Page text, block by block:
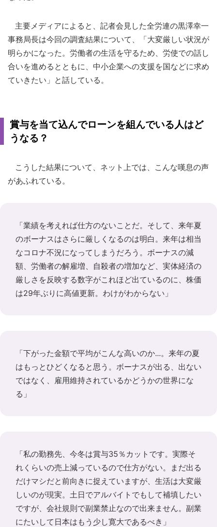
主要メディアによると、記者会見した全労連の黒澤幸一
事務局長は今回の調査結果について、「大変厳しい状況が
明らかになった。労働者の生活を守るため、労使での話し
合いを進めるとともに、中小企業への支援を国などに求め
ていきたい」と話している。
賞与を当て込んでローンを組んでいる人はど
うなる？
こうした結果について、ネット上では、こんな嘆息の声
があふれている。
「業績を考えれば仕方のないことだ。そして、来年夏
のボーナスはさらに厳しくなるのは明白。来年は相当
なコロナ不況になってしまうだろう。ボーナスの減
額、労働者の解雇増、自殺者の増加など、実体経済の
厳しさを反映する数字がこれほど出ているのに、株価
は29年ぶりに高値更新。わけがわからない」
「下がった金額で平均がこんな高いのか...。来年の夏
はもっとひどくなると思う。ボーナスが出る、出ない
ではなく、雇用維持されているかどうかの世界にな
る」
「私の勤務先、今冬は賞与35％カットです。実際そ
れくらいの売上減っているので仕方がない。まだ出る
だけマシだと前向きに捉えていますが、生活は大変厳
しいのが現実。土日でアルバイトでもして補填したい
ですが、会社規則で副業禁止なので出来ません。副業
にたいして日本はもう少し寛大であるべき」